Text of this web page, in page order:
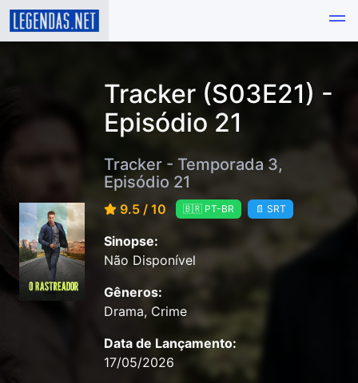
Tracker (S03E21) -
Episódio 21
Tracker - Temporada 3,
Episódio 21
9.5 / 10 🇧🇷 PT-BR 📄 SRT
Sinopse:
Não Disponível
Gêneros:
Drama, Crime
Data de Lançamento:
17/05/2026